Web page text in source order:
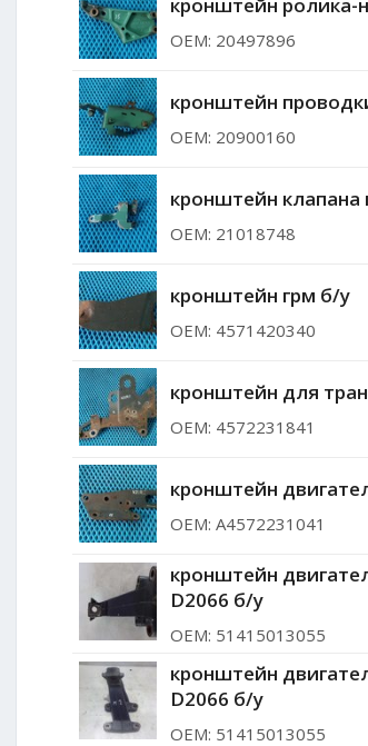
ОЕМ: 20497896
кронштейн
ОЕМ: 20900160
кронштейн клапана
ОЕМ: 21018748
кронштейн грм б/у
ОЕМ: 4571420340
кронштейн для
ОЕМ: 4572231841
кронштейн
ОЕМ: A4572231041
кронштейн
D2066 б/у
ОЕМ: 51415013055
кронштейн
D2066 б/у
ОЕМ: 51415013055